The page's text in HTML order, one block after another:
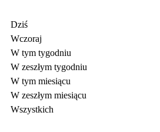
Dziś
Wczoraj
W tym tygodniu
W zeszłym tygodniu
W tym miesiącu
W zeszłym miesiącu
Wszystkich